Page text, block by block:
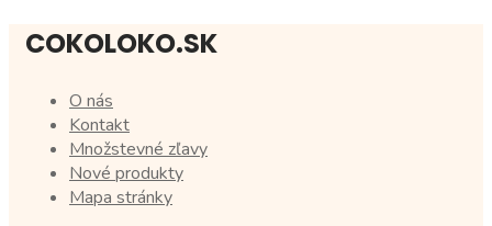
COKOLOKO.SK
O nás
Kontakt
Množstevné zľavy
Nové produkty
Mapa stránky